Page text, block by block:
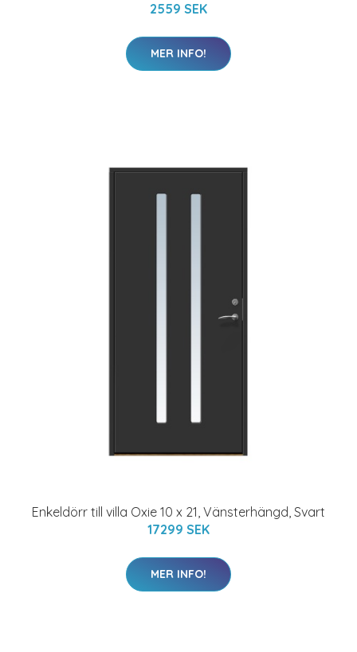
2559 SEK
MER INFO!
Enkeldörr till villa Oxie 10 x 21, Vänsterhängd, Svart
17299 SEK
MER INFO!